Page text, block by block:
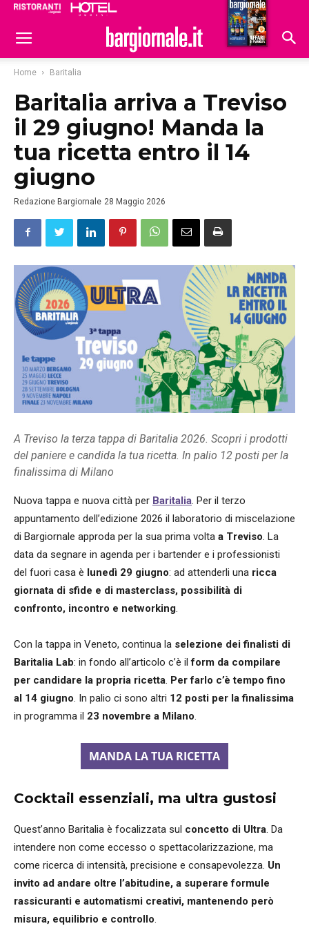
Hoteldomani
Home Baritalia
Baritalia arriva a Treviso
il 29 giugno! Manda la
tua ricetta entro il 14
giugno
Redazione Bargiornale 28 Maggio 2026
A Treviso la terza tappa di Baritalia 2026. Scopri i prodotti
del paniere e candida la tua ricetta. In palio 12 posti per la
finalissima di Milano
Nuova tappa e nuova città per Baritalia . Per il terzo
appuntamento dell’edizione 2026 il laboratorio di miscelazione
di Bargiornale approda per la sua prima volta a Treviso . La
data da segnare in agenda per i bartender e i professionisti
del fuori casa è lunedì 29 giugno: ad attenderli una ricca
giornata di sfide e di masterclass, possibilità di
confronto, incontro e networking
Con la tappa in Veneto, continua la selezione dei finalisti di
Baritalia Lab: in fondo all’articolo c’è il form da compilare
per candidare la propria ricetta Per farlo c’è tempo fino
al 14 giugno . In palio ci sono altri 12 posti per la finalissima
in programma il 23 novembre a Milano
MANDA LA TUA RICETTA
Cocktail essenziali, ma ultra gustosi
Quest’anno Baritalia è focalizzata sul concetto di Ultra . Da
intendere non come eccesso o spettacolarizzazione, ma
come ricerca di intensità, precisione e consapevolezza. Un
invito ad andare oltre l’abitudine, a superare formule
rassicuranti e automatismi creativi, mantenendo però
misura, equilibrio e controllo